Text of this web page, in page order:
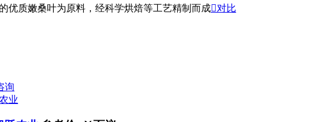
优质嫩桑叶为原料，经科学烘焙等工艺精制而成对比
询